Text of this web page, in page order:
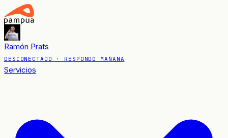
Ramón Prats
DESCONECTADO · RESPONDO MAÑANA
Servicios